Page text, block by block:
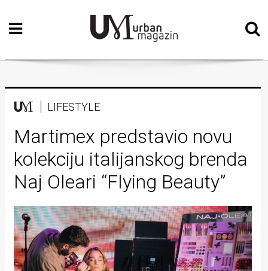
Početna
Vizualne
Teatar
Književnost
Muzika
Film
Intervju
Kolumne
Kultura
LIFESTYLE
Martimex predstavio novu
kolekciju italijanskog brenda
Naj Oleari “Flying Beauty”